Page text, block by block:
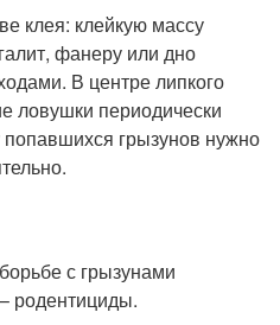
клея: клейкую массу
фанеру или дно
В центре липкого
ловушки периодически
попавшихся грызунов нужно
с грызунами
родентициды.